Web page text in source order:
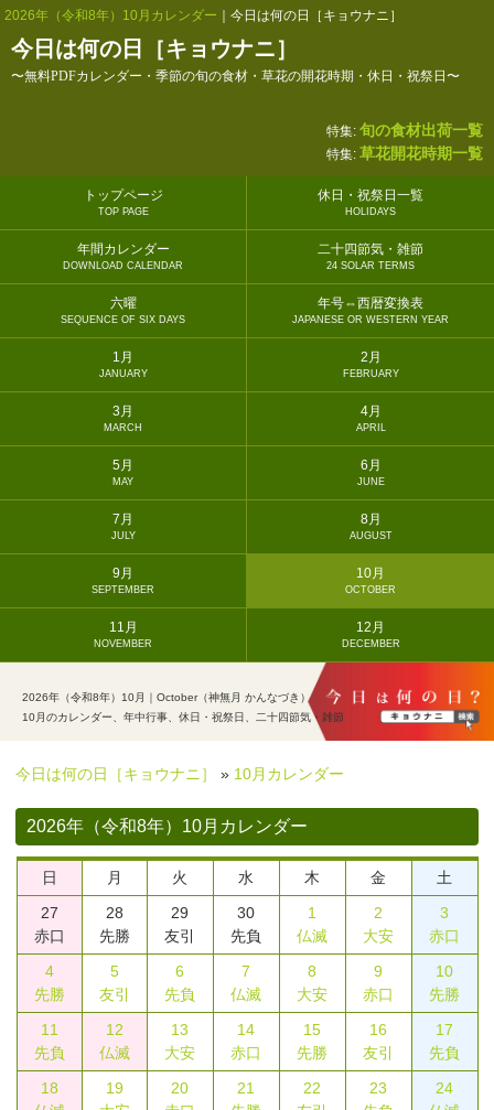
2026年（令和8年）10月カレンダー ｜今日は何の日［キョウナニ］
今日は何の日［キョウナニ］
〜無料PDFカレンダー・季節の旬の食材・草花の開花時期・休日・祝祭日〜
特集: 旬の食材出荷一覧
特集: 草花開花時期一覧
トップページ
TOP PAGE
休日・祝祭日一覧
HOLIDAYS
年間カレンダー
DOWNLOAD CALENDAR
二十四節気・雑節
24 SOLAR TERMS
六曜
SEQUENCE OF SIX DAYS
年号⇔西暦変換表
JAPANESE OR WESTERN YEAR
1月
JANUARY
2月
FEBRUARY
3月
MARCH
4月
APRIL
5月
MAY
6月
JUNE
7月
JULY
8月
AUGUST
9月
SEPTEMBER
10月
OCTOBER
11月
NOVEMBER
12月
DECEMBER
2026年（令和8年）10月｜October（神無月 かんなづき）
10月のカレンダー、年中行事、休日・祝祭日、二十四節気・雑節
今日は何の日［キョウナニ］ » 10月カレンダー
2026年（令和8年）10月カレンダー
日 月 火 水 木 金
土
27
赤口
28
先勝
29
友引
30
先負
1
仏滅
2
大安
3
赤口
4
先勝
5
友引
6
先負
7
仏滅
8
大安
9
赤口
10
先勝
11
先負
12
仏滅
13
大安
14
赤口
15
先勝
16
友引
17
先負
18
19
20
21
22
23
24